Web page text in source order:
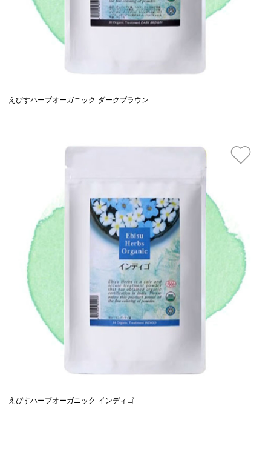
えびすハーブオーガニック ダークブラウン
えびすハーブオーガニック インディゴ